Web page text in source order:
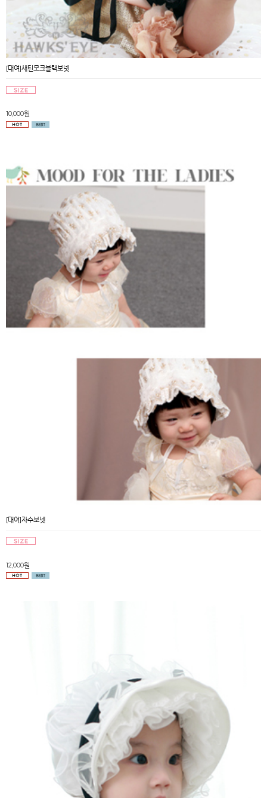
[대여]새틴모크블랙보넷
10,000원
[대여]자수보넷
12,000원